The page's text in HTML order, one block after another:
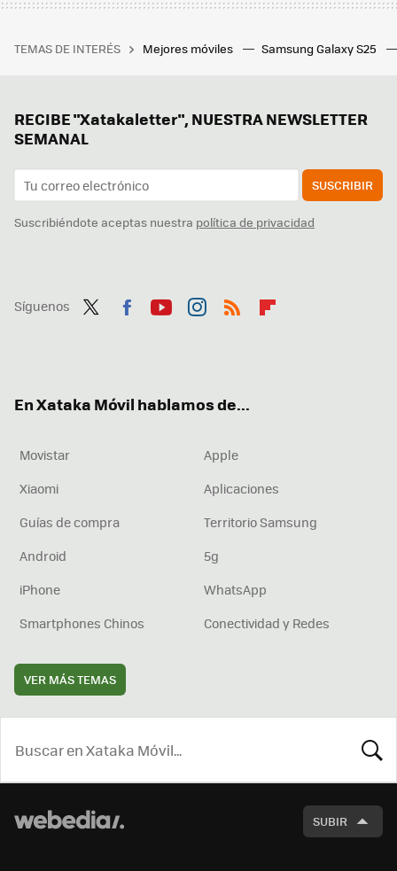
TEMAS DE INTERÉS Mejores móviles Samsung Galaxy S25
RECIBE "Xatakaletter", NUESTRA NEWSLETTER
SEMANAL
SUSCRIBIR
Suscribiéndote aceptas nuestra política de privacidad
Síguenos
En Xataka Móvil hablamos de...
Movistar
Apple
Xiaomi
Aplicaciones
Guías de compra
Territorio Samsung
Android
5g
iPhone
WhatsApp
Smartphones Chinos
Conectividad y Redes
VER MÁS TEMAS
SUBIR